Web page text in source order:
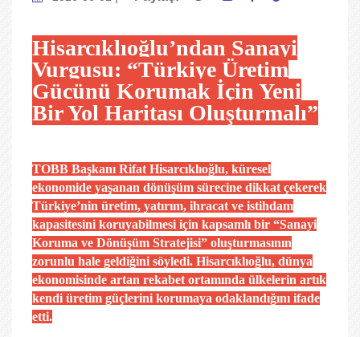
Hisarcıklıoğlu’ndan Sanayi
Vurgusu: “Türkiye Üretim
Gücünü Korumak İçin Yeni
Bir Yol Haritası Oluşturmalı”
TOBB Başkanı Rifat Hisarcıklıoğlu, küresel
ekonomide yaşanan dönüşüm sürecine dikkat çekerek
Türkiye’nin üretim, yatırım, ihracat ve istihdam
kapasitesini koruyabilmesi için kapsamlı bir “Sanayi
Koruma ve Dönüşüm Stratejisi” oluşturmasının
zorunlu hale geldiğini söyledi. Hisarcıklıoğlu, dünya
ekonomisinde artan rekabet ortamında ülkelerin artık
kendi üretim güçlerini korumaya odaklandığını ifade
etti.